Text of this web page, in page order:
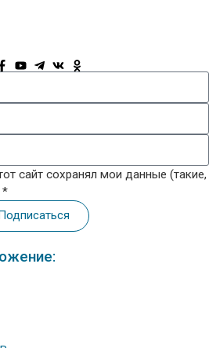
сайт сохранял мои данные (такие,
*